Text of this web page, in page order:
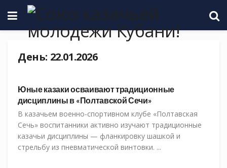
День: 22.01.2026
Юные казаки осваивают традиционные
дисциплины в «Полтавской Сечи»
В казачьем военно-спортивном клубе «Полтавская
Сечь» воспитанники активно изучают традиционные
казачьи дисциплины — фланкировку шашкой и
стрельбу из пневматической винтовки. ...